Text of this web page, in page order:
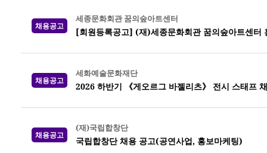
채용공고
세종문화회관 꿈의숲아트센터
[회원등록공고] (재)세종문화회관 꿈의숲아트센터
채용공고
세화예술문화재단
2026 하반기 《게오르그 바젤리츠》 전시 스태프
채용공고
(재)국립합창단
국립합창단 채용 공고(공연사업, 홍보마케팅)